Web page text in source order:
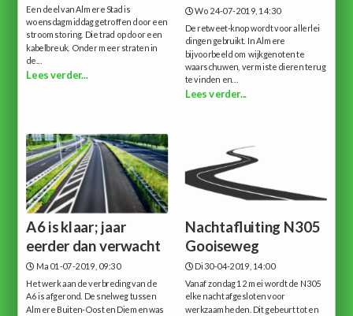
Een deel van Almere Stad is
woensdagmiddag getroffen door een
stroomstoring. Die trad op door een
kabelbreuk. Onder meer straten in
de...
Lees verder...
Wo 24-07-2019, 14:30
De retweet-knop wordt voor allerlei
dingen gebruikt. In Almere
bijvoorbeeld om wijkgenoten te
waarschuwen, vermiste dieren terug
te vinden en...
Lees verder...
A6 is klaar; jaar
eerder dan verwacht
Ma 01-07-2019, 09:30
Het werk aan de verbreding van de
A6 is afgerond. De snelweg tussen
Almere Buiten-Oost en Diemen was
Nachtafluiting N305
Gooiseweg
Di 30-04-2019, 14:00
Vanaf zondag 12 mei wordt de N305
elke nacht afgesloten voor
werkzaamheden. Dit gebeurt tot en